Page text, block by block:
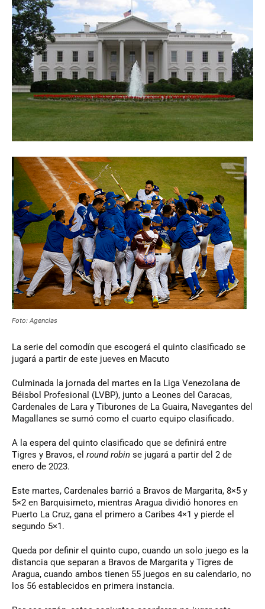
Foto: Agencias
La serie del comodín que escogerá el quinto clasificado se
jugará a partir de este jueves en Macuto
Culminada la jornada del martes en la Liga Venezolana de
Béisbol Profesional (LVBP), junto a Leones del Caracas,
Cardenales de Lara y Tiburones de La Guaira, Navegantes del
Magallanes se sumó como el cuarto equipo clasificado.
A la espera del quinto clasificado que se definirá entre
Tigres y Bravos, el round robin se jugará a partir del 2 de
enero de 2023.
Este martes, Cardenales barrió a Bravos de Margarita, 8×5 y
5×2 en Barquisimeto, mientras Aragua dividió honores en
Puerto La Cruz, gana el primero a Caribes 4×1 y pierde el
segundo 5×1.
Queda por definir el quinto cupo, cuando un solo juego es la
distancia que separan a Bravos de Margarita y Tigres de
Aragua, cuando ambos tienen 55 juegos en su calendario, no
los 56 establecidos en primera instancia.